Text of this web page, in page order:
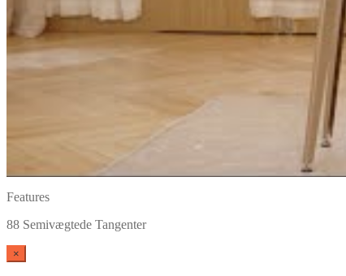
Features
88 Semivægtede Tangenter
×